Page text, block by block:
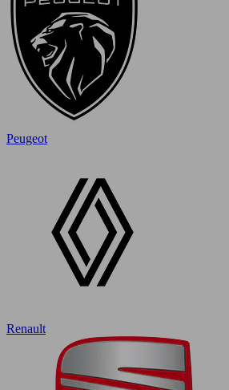
Peugeot
Renault